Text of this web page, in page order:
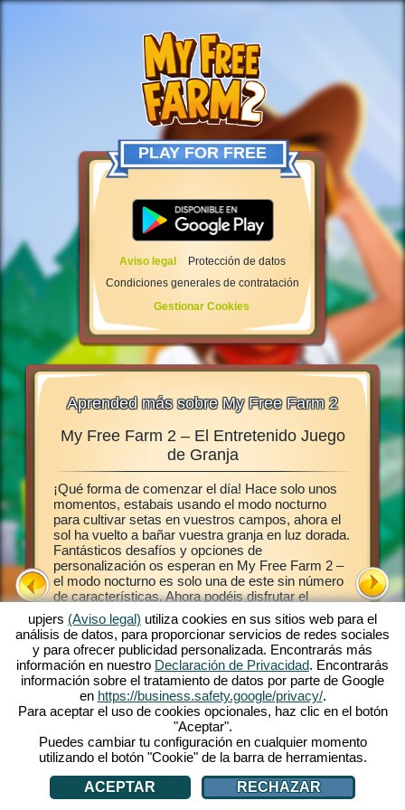
PLAY FOR FREE
Aviso legal
Protección de datos
Condiciones generales de contratación
Gestionar Cookies
Aprended más sobre My Free Farm 2
en
Free
en el
My Free Farm 2 – El Entretenido Juego
de Granja
¡Qué forma de comenzar el día! Hace solo unos
momentos, estabais usando el modo nocturno
para cultivar setas en vuestros campos, ahora el
sol ha vuelto a bañar vuestra granja en luz dorada.
Fantásticos desafíos y opciones de
personalización os esperan en My Free Farm 2 –
el modo nocturno es solo una de este sin número
de características. Ahora podéis disfrutar el
exitoso juego My Free Farm 2 en vuestro
ordenador. La versión de navegador del juego os
provee la misma extraordinaria diversión de granja
que ya conocéis y amáis. Cuidad animales,
cultivad vuestros campo, cosechad y produce
ricos bienes para vuestros clientes. ¡Registraros
gratis ahora y comienza!
Este
juego
frescos
cuando
granja,
plantas
¡Vamos!
upjers (Aviso legal) utiliza cookies en sus sitios web para el
análisis de datos, para proporcionar servicios de redes sociales
y para ofrecer publicidad personalizada. Encontrarás más
información en nuestro Declaración de Privacidad. Encontrarás
información sobre el tratamiento de datos por parte de Google
en https://business.safety.google/privacy/.
Para aceptar el uso de cookies opcionales, haz clic en el botón
"Aceptar".
Puedes cambiar tu configuración en cualquier momento
utilizando el botón "Cookie" de la barra de herramientas.
ACEPTAR
RECHAZAR